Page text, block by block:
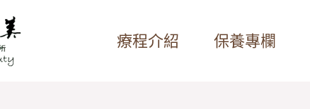
療程介紹 保養專欄